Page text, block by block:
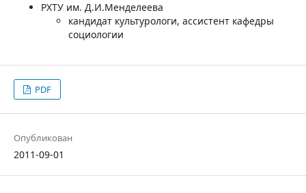
РХТУ им. Д.И.Менделеева
кандидат культурологи, ассистент кафедры
социологии
PDF
Опубликован
2011-09-01